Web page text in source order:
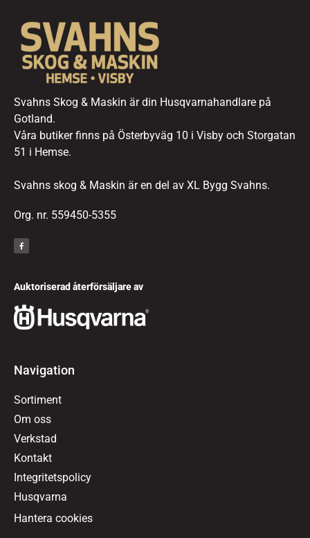
Svahns Skog & Maskin är din Husqvarnahandlare på
Gotland.
Våra butiker finns på Österbyväg 10 i Visby och Storgatan
51 i Hemse.
Svahns skog & Maskin är en del av XL Bygg Svahns.
Org. nr. 559450-5355
Auktoriserad återförsäljare av
Navigation
Sortiment
Om oss
Verkstad
Kontakt
Integritetspolicy
Husqvarna
Hantera cookies